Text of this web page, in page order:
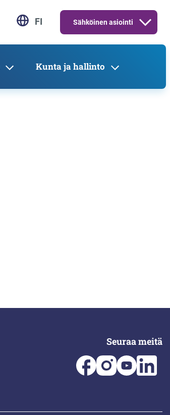
FI Sähköinen asiointi
Kunta ja hallinto
Seuraa meitä